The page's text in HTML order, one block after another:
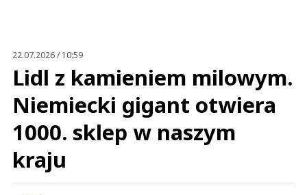
22.07.2026 / 10:59
Lidl z kamieniem milowym.
Niemiecki gigant otwiera
1000. sklep w naszym
kraju